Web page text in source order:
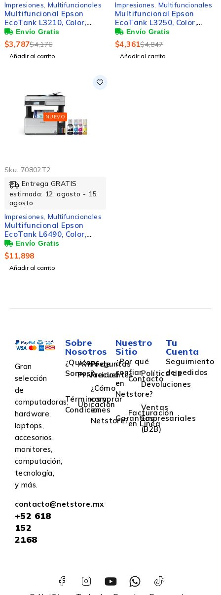
Impresiones Multifuncionales
Multifuncional Epson
EcoTank L3210, Color,
Inyección de Tinta,
Tanque de Tinta,
Print/Copy/Scan
$4,176
$3,787
Añadir al carrito
Impresiones Multifuncionales
Multifuncional Epson
EcoTank L3250, Color,
Inyección de Tinta,
Tanque de Tinta,
Inalámbrico,
Print/Copy/Scan
$4,847
$4,361
Añadir al carrito
NUEVO
Sku: 70802T2
Entrega GRATIS
estimada: 12. agosto - 15.
agosto
Impresiones Multifuncionales
Multifuncional Epson
EcoTank L6490, Color,
Inyección de Tinta,
Tanque de Tinta,
Inalámbrico,
Print/Scan/Copy/Fax
$11,898
Añadir al carrito
Gran
selección
de
computadoras,
hardware,
laptops,
accesorios,
monitores,
computación,
tecnología,
y más.
contacto@netstore.mx
+52 618
152
2168
Sobre
Nosotros
¿Quiénes
Somos?
Aviso de
Privacidad
Preguntas
Frecuentes
Términos y
Condiciones
Ubicación
¿Cómo
comprar
en
Netstore?
Nuestro
Sitio
¿Por qué
confiar
en
Netstore?
Contacto
Política de
Devoluciones
Garantías
Facturación
en Linea
Ventas
Empresariales
(B2B)
Tu
Cuenta
Seguimiento
de pedidos